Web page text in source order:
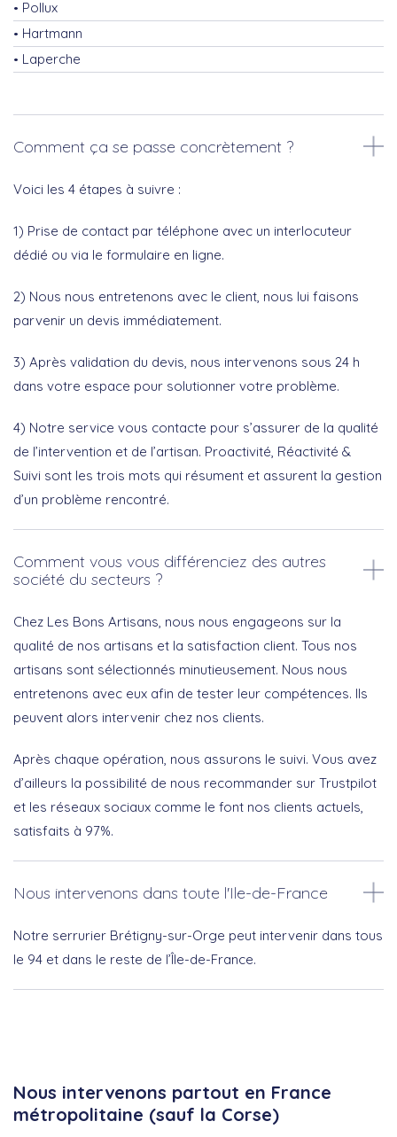
Pollux
Hartmann
Laperche
Comment ça se passe concrètement ?
Voici les 4 étapes à suivre :
1) Prise de contact par téléphone avec un interlocuteur
dédié ou via le formulaire en ligne.
2) Nous nous entretenons avec le client, nous lui faisons
parvenir un devis immédiatement.
3) Après validation du devis, nous intervenons sous 24 h
dans votre espace pour solutionner votre problème.
4) Notre service vous contacte pour s’assurer de la qualité
de l’intervention et de l’artisan. Proactivité, Réactivité &
Suivi sont les trois mots qui résument et assurent la gestion
d’un problème rencontré.
Comment vous vous différenciez des autres
société du secteurs ?
Chez Les Bons Artisans, nous nous engageons sur la
qualité de nos artisans et la satisfaction client. Tous nos
artisans sont sélectionnés minutieusement. Nous nous
entretenons avec eux afin de tester leur compétences. Ils
peuvent alors intervenir chez nos clients.
Après chaque opération, nous assurons le suivi. Vous avez
d’ailleurs la possibilité de nous recommander sur Trustpilot
et les réseaux sociaux comme le font nos clients actuels,
satisfaits à 97%.
Nous intervenons dans toute l'Ile-de-France
Notre serrurier Brétigny-sur-Orge peut intervenir dans tous
le 94 et dans le reste de l’Île-de-France.
Nous intervenons partout en France
métropolitaine (sauf la Corse)